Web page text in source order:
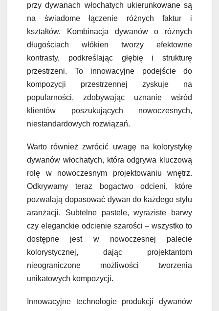
przy dywanach włochatych ukierunkowane są
na świadome łączenie różnych faktur i
kształtów. Kombinacja dywanów o różnych
długościach włókien tworzy efektowne
kontrasty, podkreślając głębię i strukturę
przestrzeni. To innowacyjne podejście do
kompozycji przestrzennej zyskuje na
popularności, zdobywając uznanie wśród
klientów poszukujących nowoczesnych,
niestandardowych rozwiązań.
Warto również zwrócić uwagę na kolorystykę
dywanów włochatych, która odgrywa kluczową
rolę w nowoczesnym projektowaniu wnętrz.
Odkrywamy teraz bogactwo odcieni, które
pozwalają dopasować dywan do każdego stylu
aranżacji. Subtelne pastele, wyraziste barwy
czy eleganckie odcienie szarości – wszystko to
dostępne jest w nowoczesnej palecie
kolorystycznej, dając projektantom
nieograniczone możliwości tworzenia
unikatowych kompozycji.
Innowacyjne technologie produkcji dywanów